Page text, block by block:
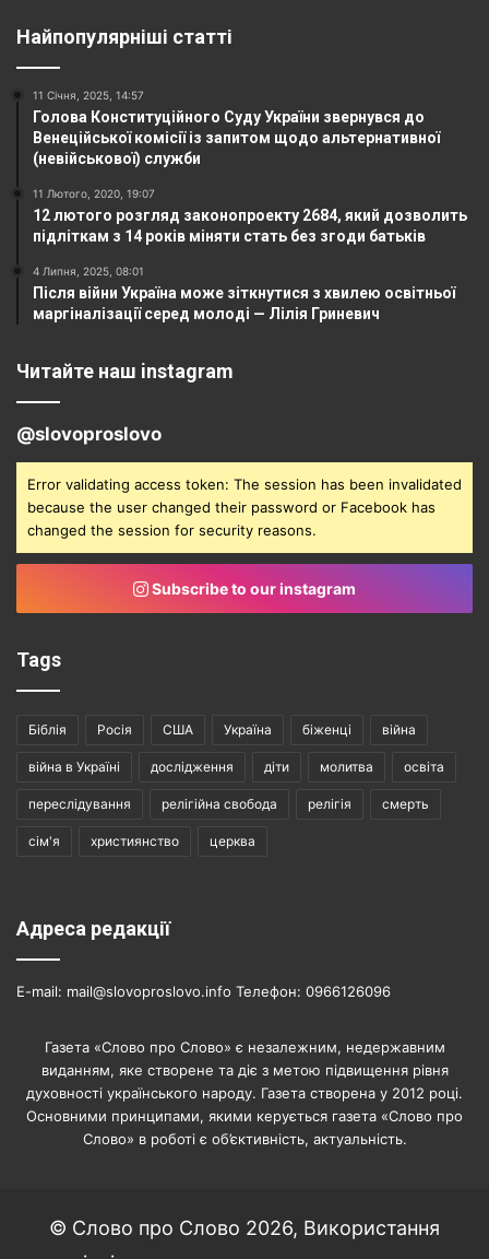
Найпопулярніші статті
11 Січня, 2025, 14:57
Голова Конституційного Суду України звернувся до
Венеційської комісії із запитом щодо альтернативної
(невійськової) служби
11 Лютого, 2020, 19:07
12 лютого розгляд законопроекту 2684, який дозволить
підліткам з 14 років міняти стать без згоди батьків
4 Липня, 2025, 08:01
Після війни Україна може зіткнутися з хвилею освітньої
маргіналізації серед молоді — Лілія Гриневич
Читайте наш instagram
@slovoproslovo
Error validating access token: The session has been invalidated
because the user changed their password or Facebook has
changed the session for security reasons.
Subscribe to our instagram
Tags
Біблія Росія США Україна біженці війна
війна в Україні дослідження діти молитва освіта
переслідування релігійна свобода релігія смерть
сім'я християнство церква
Адреса редакції
E-mail: mail@slovoproslovo.info Телефон: 0966126096
Газета «Слово про Слово» є незалежним, недержавним
виданням, яке створене та діє з метою підвищення рівня
духовності українського народу. Газета створена у 2012 році.
Основними принципами, якими керується газета «Слово про
Слово» в роботі є об’єктивність, актуальність.
© Слово про Слово 2026, Використання